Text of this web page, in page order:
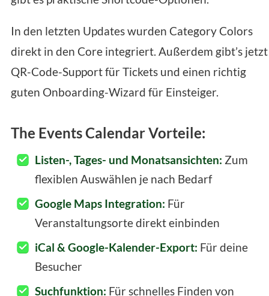
In den letzten Updates wurden Category Colors
direkt in den Core integriert. Außerdem gibt’s jetzt
QR-Code-Support für Tickets und einen richtig
guten Onboarding-Wizard für Einsteiger.
The Events Calendar Vorteile:
Listen-, Tages- und Monatsansichten: Zum
flexiblen Auswählen je nach Bedarf
Google Maps Integration: Für
Veranstaltungsorte direkt einbinden
iCal & Google-Kalender-Export: Für deine
Besucher
Suchfunktion: Für schnelles Finden von